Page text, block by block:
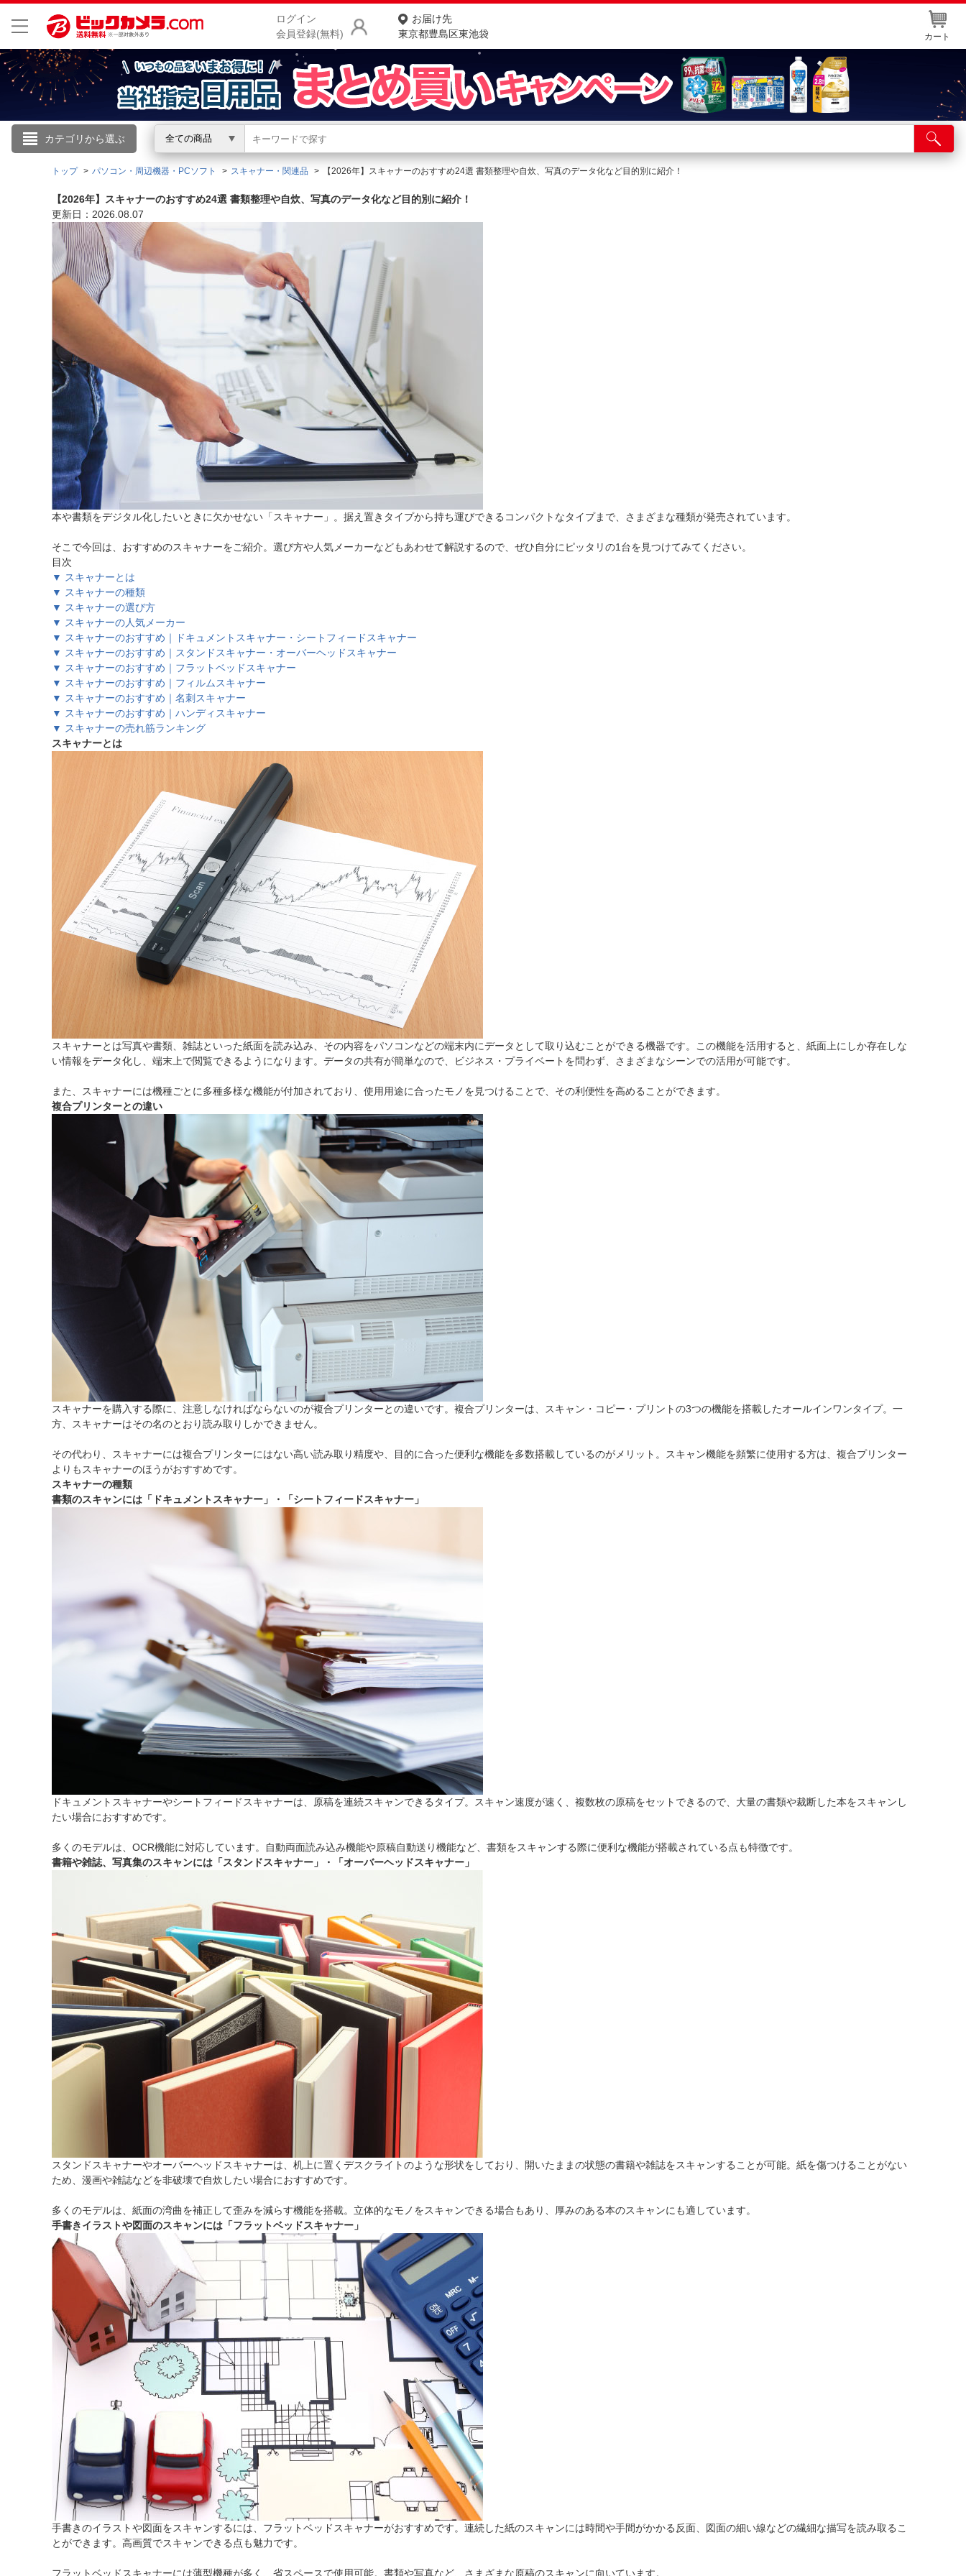
ログイン
会員登録(無料)
お届け先
東京都豊島区東池袋
カート
カテゴリから選ぶ 全ての商品
こんにちは
ログイン
新規会員登録
会員メニュー
閲覧履歴
ほしいもの
お知らせ
商品をさがす
ランキングからさがす
お客様サポート
ご利用ガイド
よくある質問・お問合せ
店舗サービス
ネット取り置き
トップ パソコン・周辺機器・PCソフト スキャナー・関連品 【2026年】スキャナーのおすすめ24選 書類整理や自炊、写真のデータ化など目的別に紹介！
【2026年】スキャナーのおすすめ24選 書類整理や自炊、写真のデータ化など目的別に紹介！
更新日：2026.08.07
本や書類をデジタル化したいときに欠かせない「スキャナー」。据え置きタイプから持ち運びできるコンパクトなタイプまで、さまざまな種類が発売されています。
そこで今回は、おすすめのスキャナーをご紹介。選び方や人気メーカーなどもあわせて解説するので、ぜひ自分にピッタリの1台を見つけてみてください。
目次
▼ スキャナーとは
▼ スキャナーの種類
▼ スキャナーの選び方
▼ スキャナーの人気メーカー
▼ スキャナーのおすすめ｜ドキュメントスキャナー・シートフィードスキャナー
▼ スキャナーのおすすめ｜スタンドスキャナー・オーバーヘッドスキャナー
▼ スキャナーのおすすめ｜フラットベッドスキャナー
▼ スキャナーのおすすめ｜フィルムスキャナー
▼ スキャナーのおすすめ｜名刺スキャナー
▼ スキャナーのおすすめ｜ハンディスキャナー
▼ スキャナーの売れ筋ランキング
スキャナーとは
スキャナーとは写真や書類、雑誌といった紙面を読み込み、その内容をパソコンなどの端末内にデータとして取り込むことができる機器です。この機能を活用すると、紙面上にしか存在しな
い情報をデータ化し、端末上で閲覧できるようになります。データの共有が簡単なので、ビジネス・プライベートを問わず、さまざまなシーンでの活用が可能です。
また、スキャナーには機種ごとに多種多様な機能が付加されており、使用用途に合ったモノを見つけることで、その利便性を高めることができます。
複合プリンターとの違い
スキャナーを購入する際に、注意しなければならないのが複合プリンターとの違いです。複合プリンターは、スキャン・コピー・プリントの3つの機能を搭載したオールインワンタイプ。一
方、スキャナーはその名のとおり読み取りしかできません。
その代わり、スキャナーには複合プリンターにはない高い読み取り精度や、目的に合った便利な機能を多数搭載しているのがメリット。スキャン機能を頻繁に使用する方は、複合プリンター
よりもスキャナーのほうがおすすめです。
スキャナーの種類
書類のスキャンには「ドキュメントスキャナー」・「シートフィードスキャナー」
ドキュメントスキャナーやシートフィードスキャナーは、原稿を連続スキャンできるタイプ。スキャン速度が速く、複数枚の原稿をセットできるので、大量の書類や裁断した本をスキャンし
たい場合におすすめです。
多くのモデルは、OCR機能に対応しています。自動両面読み込み機能や原稿自動送り機能など、書類をスキャンする際に便利な機能が搭載されている点も特徴です。
書籍や雑誌、写真集のスキャンには「スタンドスキャナー」・「オーバーヘッドスキャナー」
スタンドスキャナーやオーバーヘッドスキャナーは、机上に置くデスクライトのような形状をしており、開いたままの状態の書籍や雑誌をスキャンすることが可能。紙を傷つけることがない
ため、漫画や雑誌などを非破壊で自炊したい場合におすすめです。
多くのモデルは、紙面の湾曲を補正して歪みを減らす機能を搭載。立体的なモノをスキャンできる場合もあり、厚みのある本のスキャンにも適しています。
手書きイラストや図面のスキャンには「フラットベッドスキャナー」
手書きのイラストや図面をスキャンするには、フラットベッドスキャナーがおすすめです。連続した紙のスキャンには時間や手間がかかる反面、図面の細い線などの繊細な描写を読み取るこ
とができます。高画質でスキャンできる点も魅力です。
フラットベッドスキャナーには薄型機種が多く、省スペースで使用可能。書類や写真など、さまざまな原稿のスキャンに向いています。